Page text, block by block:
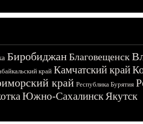
БиробиджанБлаговещенск
край Камчатский край
край Республика Бурятия
Южно-СахалинскЯкутск